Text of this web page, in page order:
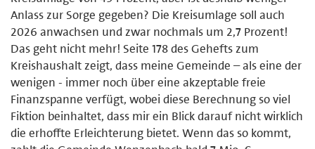
Anlass zur Sorge gegeben? Die Kreisumlage soll auch
2026 anwachsen und zwar nochmals um 2,7 Prozent!
Das geht nicht mehr! Seite 178 des Gehefts zum
Kreishaushalt zeigt, dass meine Gemeinde – als eine der
wenigen - immer noch über eine akzeptable freie
Finanzspanne verfügt, wobei diese Berechnung so viel
Fiktion beinhaltet, dass mir ein Blick darauf nicht wirklich
die erhoffte Erleichterung bietet. Wenn das so kommt,